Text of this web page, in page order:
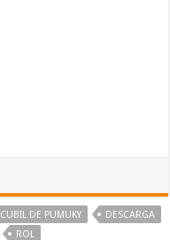
CUBIL DE PUMUKY
DESCARGA
ROL